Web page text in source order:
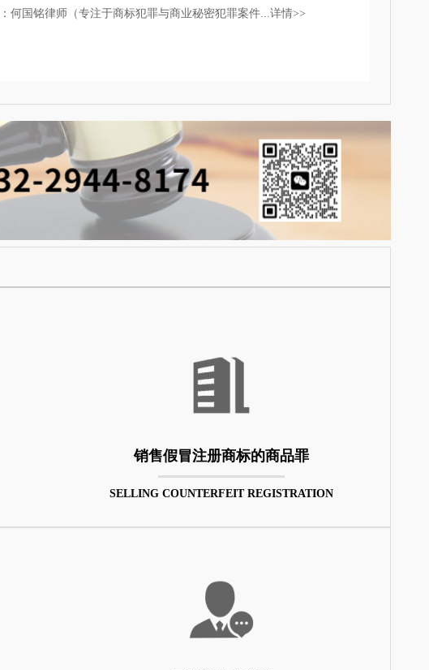
何国铭律师（专注于商标犯罪与商业秘密犯罪案件...详情>>
销售假冒注册商标的商品罪
SELLING COUNTERFEIT REGISTRATION